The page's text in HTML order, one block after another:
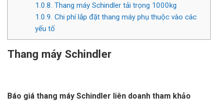
1.0.8. Thang máy Schindler tải trọng 1000kg
1.0.9. Chi phí lắp đặt thang máy phụ thuộc vào các
yếu tố
Thang máy Schindler
Báo giá thang máy Schindler liên doanh tham khảo